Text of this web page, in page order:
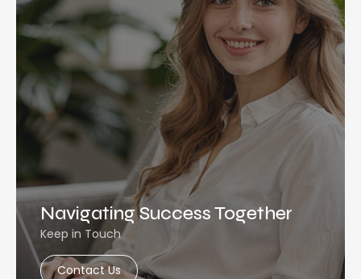
Navigating Success Together
Keep in Touch
Contact Us